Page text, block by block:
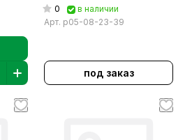
0
в наличии
Арт. р05-08-23-39
под заказ